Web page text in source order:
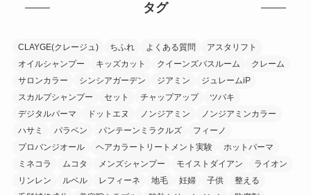
タグ
CLAYGE(クレージュ) ちふれ よくある質問
アスタリフト
オイルシャンプー
キッズカット クイーンズバスルーム
クレーム
サロンカラー
シンシアガーデン ジアミン
ジュレームiP
スカルプシャンプー
セット チャップアップ
ツバキ
デジタルパーマ
ドットエヌ ノンジアミン
ノンジアミンカラー
ハサミ
パラベン パンテーンミラクルズ
フィーノ
プロバンジオール
ヘアカラートリートメント実験
ホットパーマ
ミネコラ
ムコタ メンズシャンプー モイストダイアン
ライオン
リンレン
ルベル レフィーネ 地毛 妊婦 子供
整える